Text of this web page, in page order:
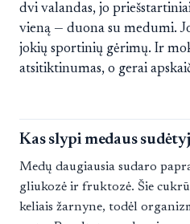
dvi valandas, jo
vieną — duona su medumi.
jokių sportinių gėrimų. Ir
atsitiktinumas, o gerai
Kas slypi medaus
Medų daugiausia sudaro
gliukozė ir fruktozė. Šie
keliais žarnyne, todėl